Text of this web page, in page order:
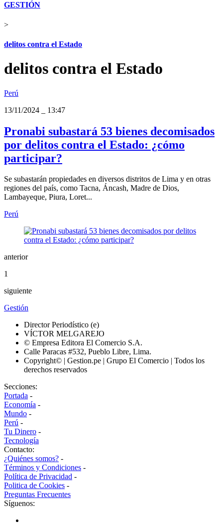
GESTIÓN
>
delitos contra el Estado
delitos contra el Estado
Perú
13/11/2024
13:47
Pronabi subastará 53 bienes decomisados
por delitos contra el Estado: ¿cómo
participar?
Se subastarán propiedades en diversos distritos de Lima y en otras
regiones del país, como Tacna, Áncash, Madre de Dios,
Lambayeque, Piura, Loret...
Perú
anterior
1
siguiente
Gestión
Director Periodístico (e)
VÍCTOR MELGAREJO
© Empresa Editora El Comercio S.A.
Calle Paracas #532, Pueblo Libre, Lima.
Copyright© | Gestion.pe | Grupo El Comercio | Todos los
derechos reservados
Secciones:
Portada -
Economía -
Mundo -
Perú -
Tu Dinero -
Tecnología
Contacto:
¿Quiénes somos? -
Términos y Condiciones -
Política de Privacidad -
Politica de Cookies -
Preguntas Frecuentes
Síguenos: